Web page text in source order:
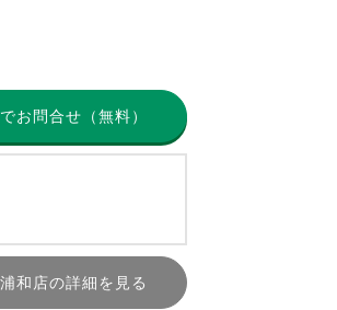
お問合せ（無料）
和店の詳細を見る